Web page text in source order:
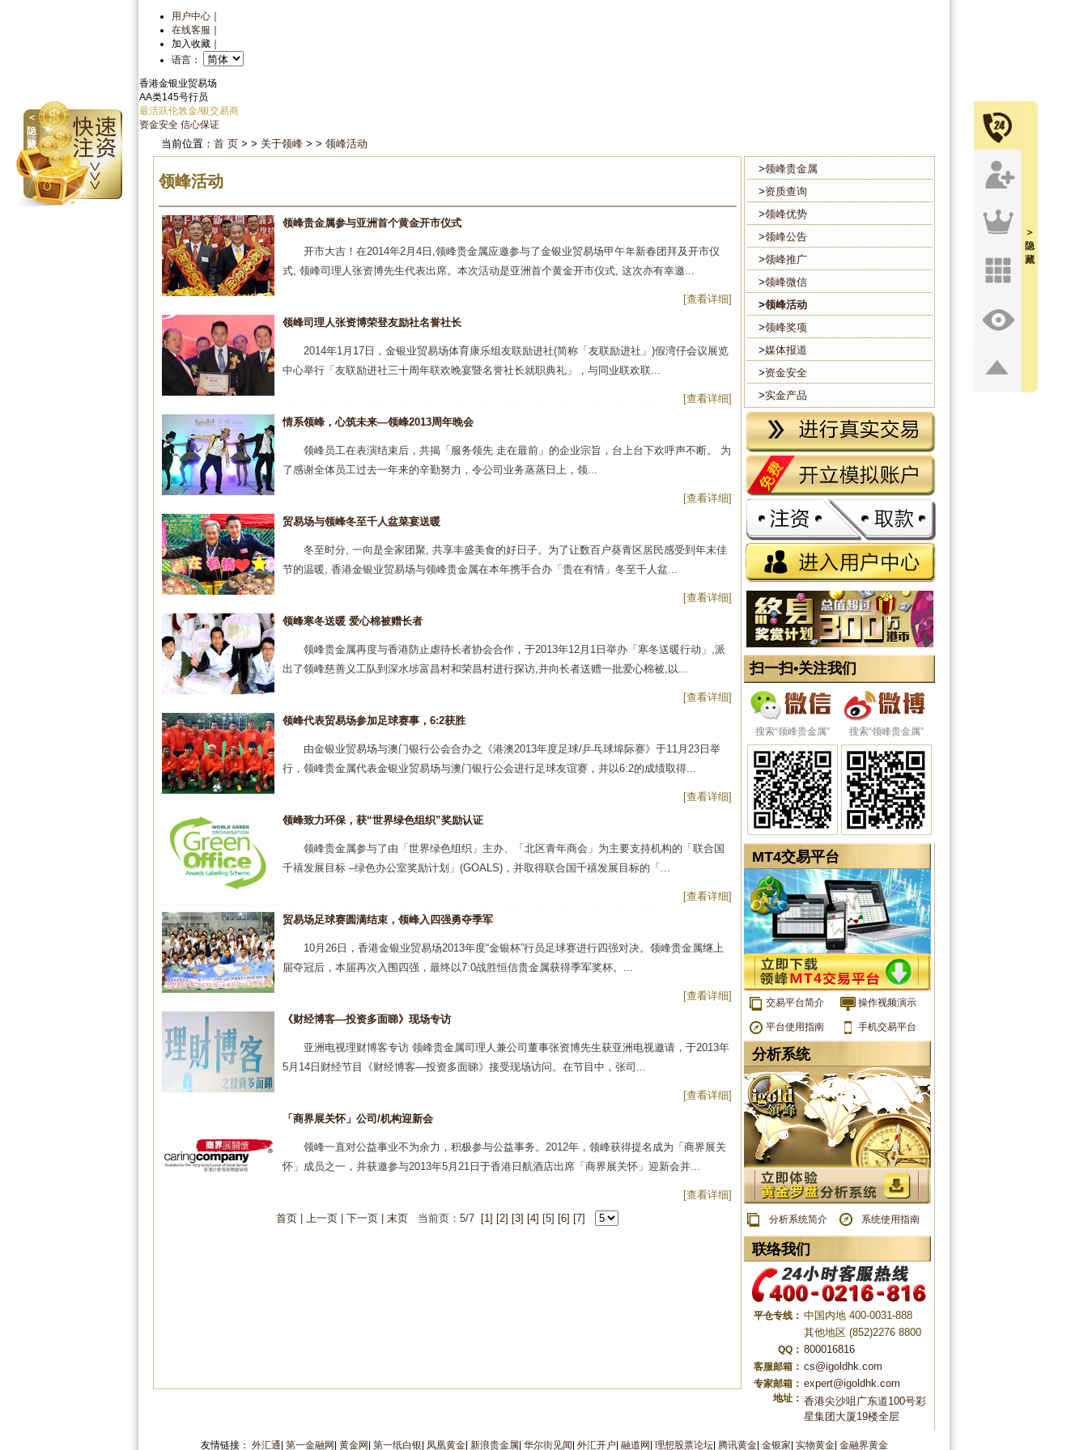
用户中心
在线客服
加入收藏
语言：
香港金银业贸易场
AA类145号行员
最活跃伦敦金/银交易商
资金安全 信心保证
当前位置： 首 页 > > 关于领峰 > > 领峰活动
领峰活动
领峰贵金属参与亚洲首个黄金开市仪式
开市大吉！在2014年2月4日,领峰贵金属应邀参与了金银业贸易场甲午年新春团拜及开市仪
式, 领峰司理人张资博先生代表出席。本次活动是亚洲首个黄金开市仪式, 这次亦有幸邀...
[查看详细]
领峰司理人张资博荣登友励社名誉社长
2014年1月17日，金银业贸易场体育康乐组友联励进社(简称「友联励进社」)假湾仔会议展览
中心举行「友联励进社三十周年联欢晚宴暨名誉社长就职典礼」，与同业联欢联...
[查看详细]
情系领峰，心筑未来—领峰2013周年晚会
领峰员工在表演结束后，共揭「服务领先 走在最前」的企业宗旨，台上台下欢呼声不断。 为
了感谢全体员工过去一年来的辛勤努力，令公司业务蒸蒸日上，领...
[查看详细]
贸易场与领峰冬至千人盆菜宴送暖
冬至时分, 一向是全家团聚, 共享丰盛美食的好日子。为了让数百户葵青区居民感受到年末佳
节的温暖, 香港金银业贸易场与领峰贵金属在本年携手合办「贵在有情」冬至千人盆...
[查看详细]
领峰寒冬送暖 爱心棉被赠长者
领峰贵金属再度与香港防止虐待长者协会合作，于2013年12月1日举办「寒冬送暖行动」,派
出了领峰慈善义工队到深水埗富昌村和荣昌村进行探访,并向长者送赠一批爱心棉被,以...
[查看详细]
领峰代表贸易场参加足球赛事，6:2获胜
由金银业贸易场与澳门银行公会合办之《港澳2013年度足球/乒乓球埠际赛》于11月23日举
行，领峰贵金属代表金银业贸易场与澳门银行公会进行足球友谊赛，并以6:2的成绩取得...
[查看详细]
领峰致力环保，获“世界绿色组织”奖励认证
领峰贵金属参与了由「世界绿色组织」主办、「北区青年商会」为主要支持机构的「联合国
千禧发展目标 –绿色办公室奖励计划」(GOALS)，并取得联合国千禧发展目标的「...
[查看详细]
贸易场足球赛圆满结束，领峰入四强勇夺季军
10月26日，香港金银业贸易场2013年度“金银杯”行员足球赛进行四强对决。领峰贵金属继上
届夺冠后，本届再次入围四强，最终以7:0战胜恒信贵金属获得季军奖杯。...
[查看详细]
《财经博客—投资多面睇》现场专访
亚洲电视理财博客专访 领峰贵金属司理人兼公司董事张资博先生获亚洲电视邀请，于2013年
5月14日财经节目《财经博客—投资多面睇》接受现场访问。在节目中，张司...
[查看详细]
「商界展关怀」公司/机构迎新会
领峰一直对公益事业不为余力，积极参与公益事务。2012年，领峰获得提名成为「商界展关
怀」成员之一，并获邀参与2013年5月21日于香港日航酒店出席「商界展关怀」迎新会并...
[查看详细]
首页
上一页 下一页 末页 当前页：5/7 [1] [2] [3] [4] [5] [6] [7]
>领峰贵金属
>资质查询
>领峰优势
>领峰公告
>领峰推广
>领峰微信
>领峰活动
>领峰奖项
>媒体报道
>资金安全
>实金产品
扫一扫•关注我们
搜索“领峰贵金属” 搜索“领峰贵金属”
MT4交易平台
交易平台简介 操作视频演示
平台使用指南 手机交易平台
分析系统
分析系统简介 系统使用指南
联络我们
平仓专线： 中国内地 400-0031-888
其他地区 (852)2276 8800
QQ： 800016816
客服邮箱： cs@igoldhk.com
专家邮箱： expert@igoldhk.com
地址： 香港尖沙咀广东道100号彩
星集团大厦19楼全层
友情链接： 外汇通 第一金融网 黄金网 第一纸白银 凤凰黄金| 新浪贵金属| 华尔街见闻 外汇开户 融道网 理想股票论坛| 腾讯黄金| 金银家 实物黄金| 金融界黄金
＞
隐
藏
＜
隐
藏